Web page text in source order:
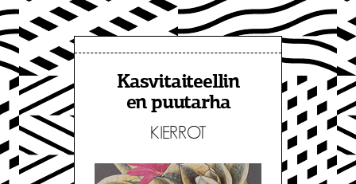
Kasvitaiteellin
en puutarha
KIERROT